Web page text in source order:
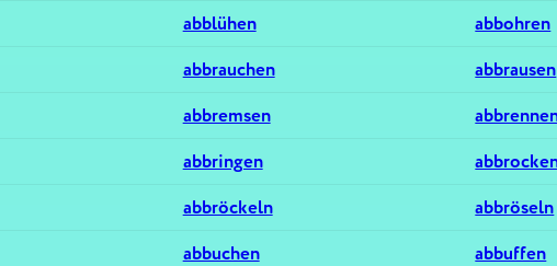
abblühen
abbohren
abbrauchen
abbrausen
abbremsen
abbringen
abbröckeln
abbröseln
abbuchen
abbuffen